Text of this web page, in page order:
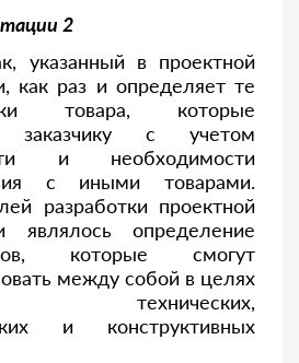
2
указанный в проектной
как раз и определяет те
товара, которые
заказчику с учетом
и необходимости
с иными товарами.
разработки проектной
являлось определение
которые смогут
между собой в целях
технических,
и конструктивных